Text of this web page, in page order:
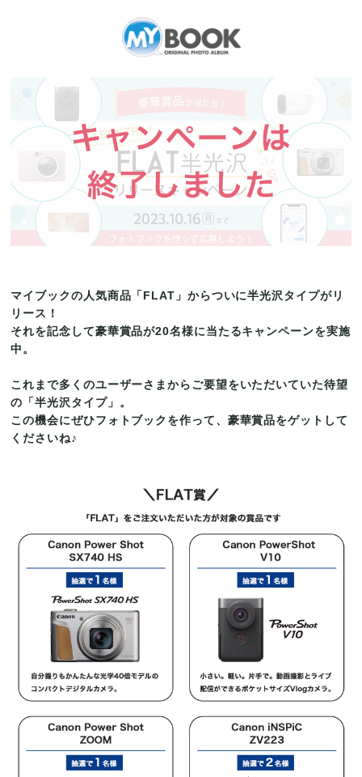
マイブックの人気商品「FLAT」からついに半光沢タイプがリ
リース！
それを記念して豪華賞品が20名様に当たるキャンペーンを実施
中。
これまで多くのユーザーさまからご要望をいただいていた待望
の「半光沢タイプ」。
この機会にぜひフォトブックを作って、豪華賞品をゲットして
くださいね♪